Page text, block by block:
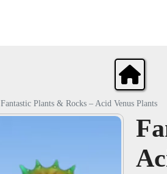
Fantastic Plants & Rocks – Acid Venus Plants